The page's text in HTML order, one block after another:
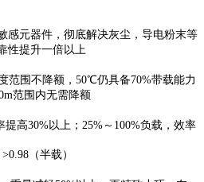
感元器件，彻底解决灰尘，导电粉末等
性提升一倍以上
范围不降额，50℃仍具备70%带载能力
范围内无需降额
高30%以上；25%～100%负载，效率
（半载）